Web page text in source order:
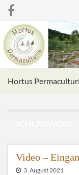
Search
Hortus
Video –
3. August 2021